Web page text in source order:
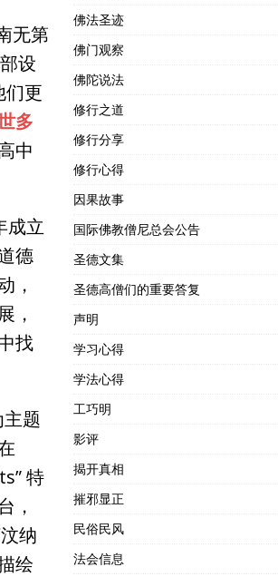
无第
设
们更
多
中
成立
德
，
，
找
题
特
，
纳
绘
佛法圣迹
佛门观察
佛陀说法
修行之道
修行分享
修行心得
因果故事
国际佛教僧尼总会公告
圣德文集
圣德高僧们的重要答复
声明
学习心得
学法心得
工巧明
影评
揭开真相
摧邪显正
民俗民风
法会信息